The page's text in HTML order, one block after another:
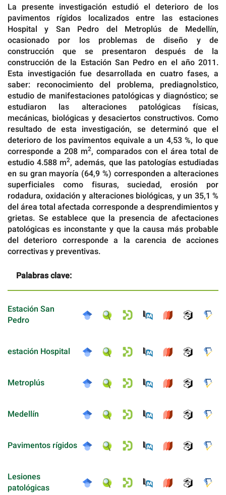
La presente investigación estudió el deterioro de los
pavimentos rígidos localizados entre las estaciones
Hospital y San Pedro del Metroplús de Medellín,
ocasionado por los problemas de diseño y de
construcción que se presentaron después de la
construcción de la Estación San Pedro en el año 2011.
Esta investigación fue desarrollada en cuatro fases, a
saber: reconocimiento del problema, prediagnoÌstico,
estudio de manifestaciones patológicas y diagnóstico; se
estudiaron las alteraciones patológicas físicas,
mecánicas, biológicas y desaciertos constructivos. Como
resultado de esta investigación, se determinó que el
deterioro de los pavimentos equivale a un 4,53 %, lo que
corresponde a 208 m2, comparados con el área total de
estudio 4.588 m2, además, que las patologías estudiadas
en su gran mayoría (64,9 %) corresponden a alteraciones
superficiales como fisuras, suciedad, erosión por
rodadura, oxidación y alteraciones biológicas, y un 35,1 %
del área total afectada corresponde a desprendimientos y
grietas. Se establece que la presencia de afectaciones
patológicas es inconstante y que la causa más probable
del deterioro corresponde a la carencia de acciones
correctivas y preventivas.
Palabras clave:
Estación San
Pedro
estación Hospital
Metroplús
Medellín
Pavimentos rígidos
Lesiones
patológicas